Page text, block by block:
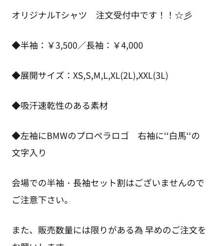
オリジナルTシャツ 注文受付中です！！☆彡
◆半袖：￥3,500／長袖：￥4,000
◆展開サイズ：XS,S,M,L,XL(2L),XXL(3L)
◆吸汗速乾性のある素材
◆左袖にBMWのプロペラロゴ 右袖に‘‘白馬‘‘の
文字入り
会場での半袖・長袖セット割はございませんので
ご注意下さい。
また、販売数量には限りがある為 早めのご注文を